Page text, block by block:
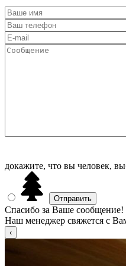
докажите, что вы человек,
Спасибо за Ваше сообщение!
Наш менеджер свяжется с